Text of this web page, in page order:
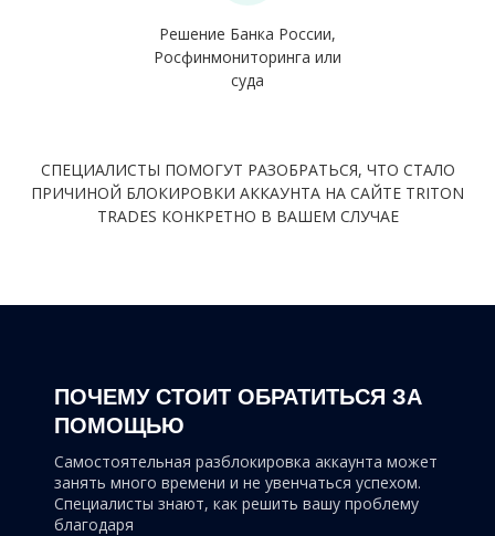
Решение Банка России,
Росфинмониторинга или
суда
СПЕЦИАЛИСТЫ ПОМОГУТ РАЗОБРАТЬСЯ, ЧТО СТАЛО
ПРИЧИНОЙ БЛОКИРОВКИ АККАУНТА НА САЙТЕ TRITON
TRADES КОНКРЕТНО В ВАШЕМ СЛУЧАЕ
ПОЧЕМУ СТОИТ ОБРАТИТЬСЯ ЗА
ПОМОЩЬЮ
Самостоятельная разблокировка аккаунта может
занять много времени и не увенчаться успехом.
Специалисты знают, как решить вашу проблему
благодаря